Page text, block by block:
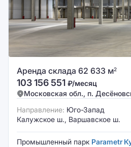
Аренда склада 62 633 м2
103 156 551 ₽/месяц
Московская обл., п.
Направление: Юго-Запад
Калужское ш., Варшавское ш.
Промышленный парк Parametr